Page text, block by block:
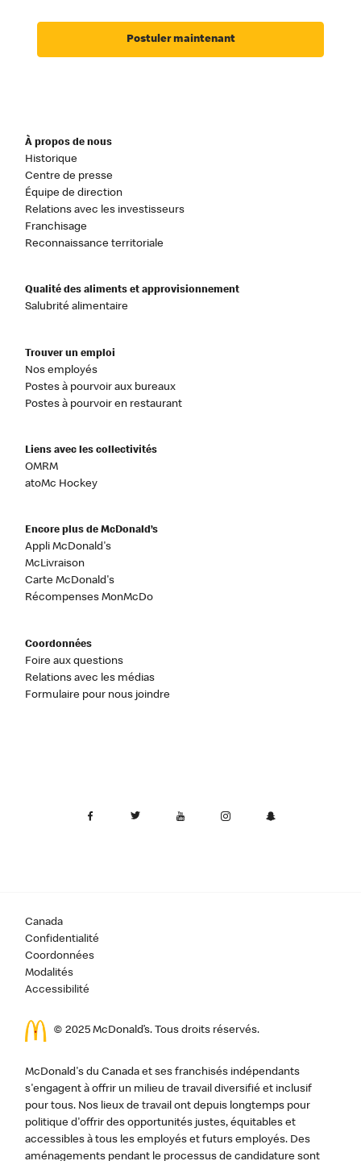
Postuler maintenant
À propos de nous
Historique
Centre de presse
Équipe de direction
Relations avec les investisseurs
Franchisage
Reconnaissance territoriale
Qualité des aliments et approvisionnement
Salubrité alimentaire
Trouver un emploi
Nos employés
Postes à pourvoir aux bureaux
Postes à pourvoir en restaurant
Liens avec les collectivités
OMRM
atoMc Hockey
Encore plus de McDonald’s
Appli McDonald's
McLivraison
Carte McDonald's
Récompenses MonMcDo
Coordonnées
Foire aux questions
Relations avec les médias
Formulaire pour nous joindre
Canada
Confidentialité
Coordonnées
Modalités
Accessibilité
© 2025 McDonald’s. Tous droits réservés.
McDonald's du Canada et ses franchisés indépendants
s'engagent à offrir un milieu de travail diversifié et inclusif
pour tous. Nos lieux de travail ont depuis longtemps pour
politique d'offrir des opportunités justes, équitables et
accessibles à tous les employés et futurs employés. Des
aménagements pendant le processus de candidature sont